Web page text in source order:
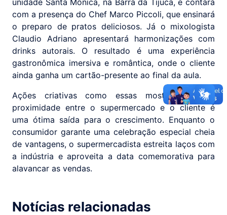
com a presença do Chef Marco Piccoli, que ensinará
o preparo de pratos deliciosos. Já o mixologista
Claudio Adriano apresentará harmonizações com
drinks autorais. O resultado é uma experiência
gastronômica imersiva e romântica, onde o cliente
ainda ganha um cartão-presente ao final da aula.
Ações criativas como essas mostram que a
proximidade entre o supermercado e o cliente é
uma ótima saída para o crescimento. Enquanto o
consumidor garante uma celebração especial cheia
de vantagens, o supermercadista estreita laços com
a indústria e aproveita a data comemorativa para
alavancar as vendas.
Notícias relacionadas